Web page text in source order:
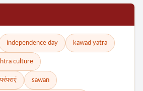
independence day kawad yatra
culture
sawan